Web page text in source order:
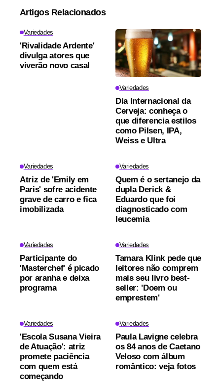
Artigos Relacionados
Variedades
'Rivalidade Ardente'
divulga atores que
viverão novo casal
Variedades
Dia Internacional da
Cerveja: conheça o
que diferencia estilos
como Pilsen, IPA,
Weiss e Ultra
Variedades
Atriz de 'Emily em
Paris' sofre acidente
grave de carro e fica
imobilizada
Variedades
Quem é o sertanejo da
dupla Derick &
Eduardo que foi
diagnosticado com
leucemia
Variedades
Participante do
'Masterchef' é picado
por aranha e deixa
programa
Variedades
Tamara Klink pede que
leitores não comprem
mais seu livro best-
seller: 'Doem ou
emprestem'
Variedades
'Escola Susana Vieira
de Atuação': atriz
promete paciência
com quem está
começando
Variedades
Paula Lavigne celebra
os 84 anos de Caetano
Veloso com álbum
romântico: veja fotos